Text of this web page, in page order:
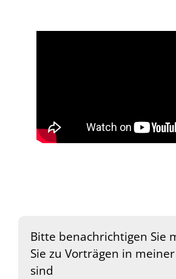
Bitte benachrichtigen Sie
Sie zu Vorträgen in
sind